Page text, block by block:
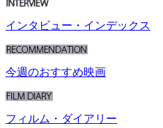
インタビュー・インデックス
今週のおすすめ映画
フィルム・ダイアリー